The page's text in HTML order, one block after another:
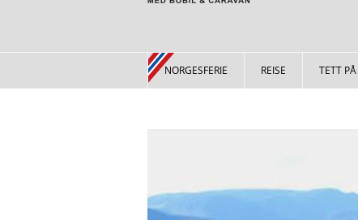
NORGESFERIE REISE TETT PÅ